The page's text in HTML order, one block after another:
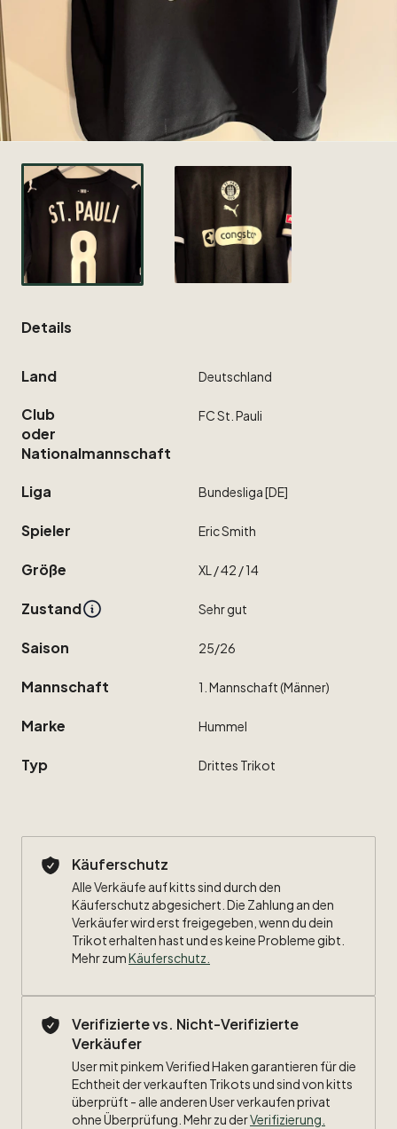
Details
Land Deutschland
Club
oder
Nationalmannschaft
FCSt. Pauli
Liga Bundesliga[DE]
Spieler EricSmith
Größe XL ​/​42 ​/​14
Zustand Sehrgut
Saison 25​/​26
Mannschaft 1. Mannschaft(Männer)
Marke Hummel
Typ Drittes Trikot
Käuferschutz
Alle Verkäufe auf kitts sind durch den
Käuferschutz abgesichert. Die Zahlung an den
Verkäufer wird erst freigegeben, wenn du dein
Trikot erhalten hast und es keine Probleme gibt.
Mehr zumKäuferschutz
Verifizierte vs. Nicht-Verifizierte
Verkäufer
User mit pinkem Verified Haken garantieren für die
Echtheit der verkauften Trikots und sind von kitts
überprüft - alle anderen User verkaufen privat
ohne Überprüfung. Mehr zu derVerifizierung.